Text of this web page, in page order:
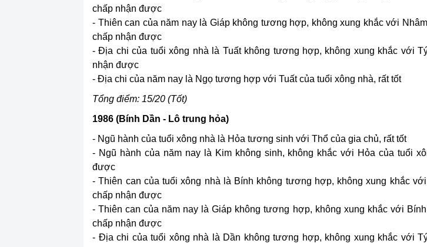
chấp nhận được
- Thiên can của năm nay là Giáp không tương hợp, không xung khắc với
chấp nhận được
- Địa chi của tuổi xông nhà là Tuất không tương hợp, không xung khắc với
nhận được
- Địa chi của năm nay là Ngọ tương hợp với Tuất của tuổi xông nhà, rất tốt
Tổng điểm: 15/20 (Tốt)
1986 (Bính Dần - Lô trung hỏa)
- Ngũ hành của tuổi xông nhà là Hỏa tương sinh với Thổ của gia chủ, rất tốt
- Ngũ hành của năm nay là Kim không sinh, không khắc với Hỏa của tuổi
được
- Thiên can của tuổi xông nhà là Bính không tương hợp, không xung khắc
chấp nhận được
- Thiên can của năm nay là Giáp không tương hợp, không xung khắc với
chấp nhận được
- Địa chi của tuổi xông nhà là Dần không tương hợp, không xung khắc với